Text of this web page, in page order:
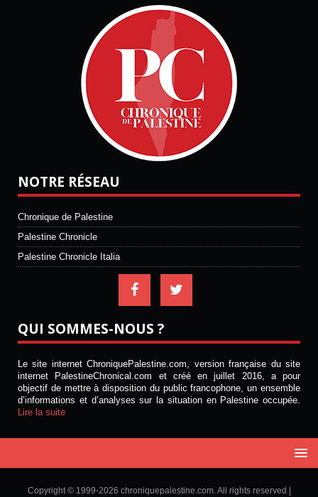
NOTRE RÉSEAU
Chronique de Palestine
Palestine Chronicle
Palestine Chronicle Italia
QUI SOMMES-NOUS ?
Le site internet ChroniquePalestine.com, version française du site
internet PalestineChronical.com et créé en juillet 2016, a pour
objectif de mettre à disposition du public francophone, un ensemble
d’informations et d’analyses sur la situation en Palestine occupée.
Lire la suite
Copyright © 1999-2026 chroniquepalestine.com. All rights reserved |